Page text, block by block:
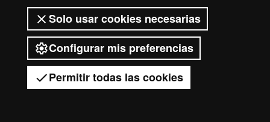
Solo usar cookies necesarias
Configurar mis preferencias
Permitir todas las cookies
Tienes dudas?